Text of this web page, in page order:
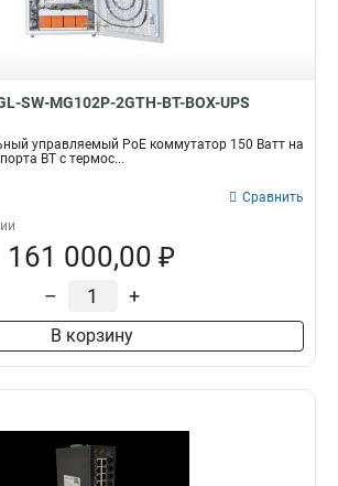
SW-MG102P-2GTH-BT-BOX-UPS
управляемый PoE коммутатор 150 Ватт на
BT с термос...
Сравнить
161 000,00 ₽
– +
В корзину